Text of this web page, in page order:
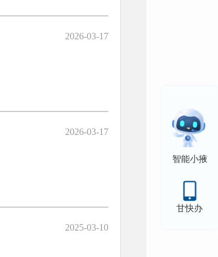
智能小掖
甘快办
2026-03-17
2026-03-17
2025-03-10